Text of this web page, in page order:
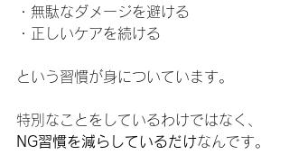
・無駄なダメージを避ける
・正しいケアを続ける
という習慣が身についています。
特別なことをしているわけではなく、
NG習慣を減らしているだけなんです。